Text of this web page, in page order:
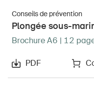
Conseils de prévention
Plongée sous-
Brochure A6 | 12
PDF